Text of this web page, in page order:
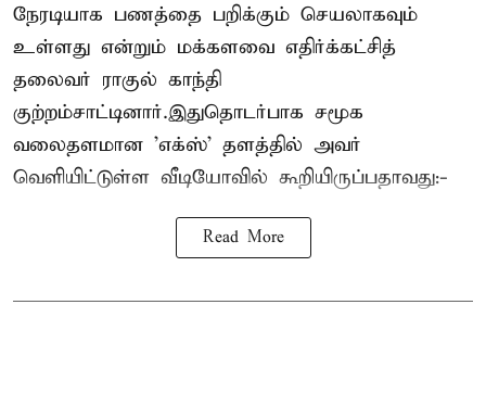
நேரடியாக பணத்தை பறிக்கும் செயலாகவும்
உள்ளது என்றும் மக்களவை எதிர்க்கட்சித்
தலைவர் ராகுல் காந்தி
குற்றம்சாட்டினார்.இதுதொடர்பாக சமூக
வலைதளமான 'எக்ஸ்' தளத்தில் அவர்
வெளியிட்டுள்ள வீடியோவில் கூறியிருப்பதாவது:-
Read More